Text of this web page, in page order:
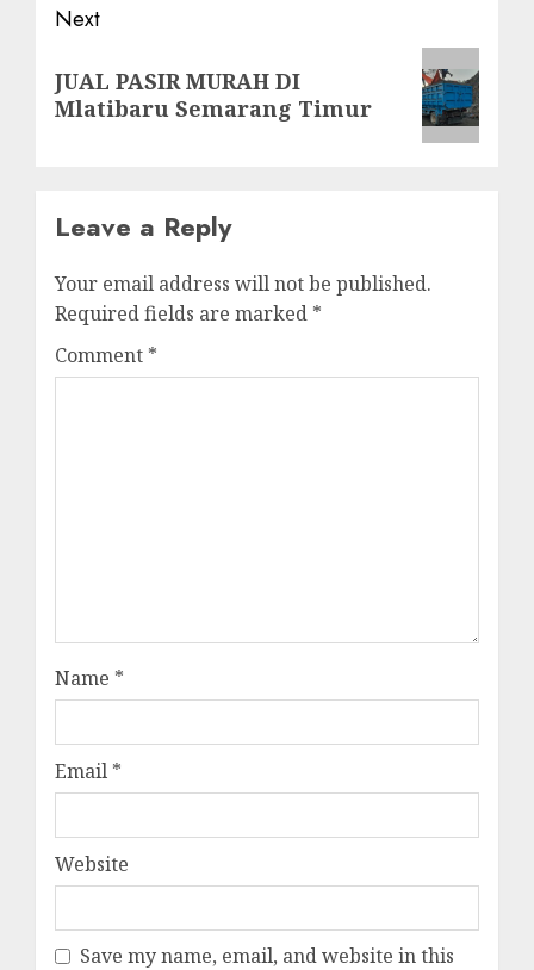
Next
post:
JUAL PASIR MURAH DI
Mlatibaru Semarang Timur
Leave a Reply
Your email address will not be published.
Required fields are marked *
Comment *
Name *
Email *
Website
Save my name, email, and website in this